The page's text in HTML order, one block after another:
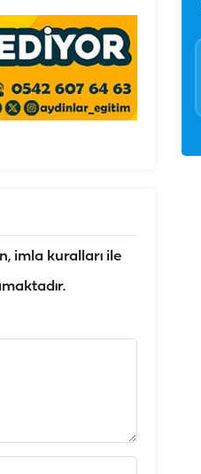
imla kuralları ile